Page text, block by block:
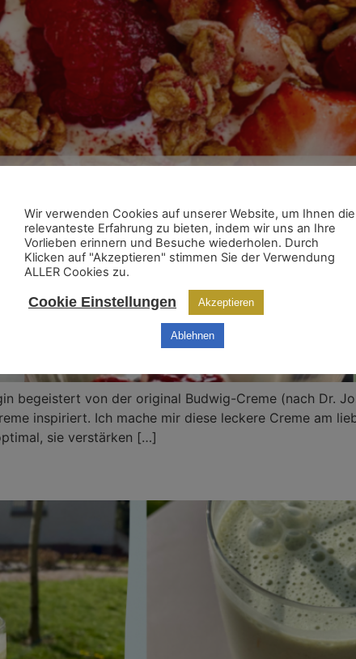
begeistert von der original Budwig-Creme (nach Dr.
inspiriert. Ich mache mir diese leckere Creme am
sie verstärken […]
Wir verwenden Cookies auf unserer Website, um Ihnen die
relevanteste Erfahrung zu bieten, indem wir uns an Ihre
Vorlieben erinnern und Besuche wiederholen. Durch
Klicken auf "Akzeptieren" stimmen Sie der Verwendung
ALLER Cookies zu.
Cookie Einstellungen Akzeptieren
Ablehnen